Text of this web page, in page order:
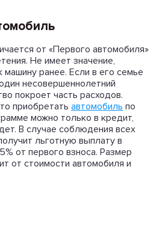
от «Первого автомобиля»
Не имеет значение,
машину ранее. Если в его семье
несовершеннолетний
покроет часть расходов.
приобретать автомобиль по
можно только в кредит,
В случае соблюдения всех
льготную выплату в
от первого взноса. Размер
от стоимости автомобиля и